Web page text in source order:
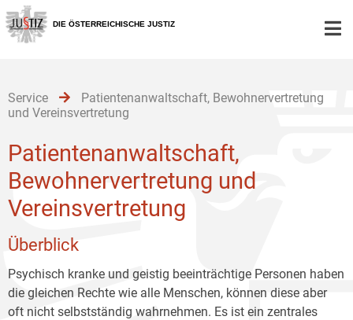
Zur
Hauptnavigation
[1]
Zum
Inhalt
[2]
Zum
Untermenü
[3]
DIE ÖSTERREICHISCHE JUSTIZ
Service
Patientenanwaltschaft, Bewohnervertretung
und Vereinsvertretung
Patientenanwaltschaft,
Bewohnervertretung und
Vereinsvertretung
Überblick
Psychisch kranke und geistig beeinträchtige Personen haben
die gleichen Rechte wie alle Menschen, können diese aber
oft nicht selbstständig wahrnehmen. Es ist ein zentrales